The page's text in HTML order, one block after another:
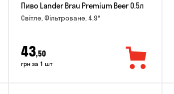
Пиво Lander Brau Premium Beer 0.5л
Світле, Фільтроване, 4.9°
43,50
грн за 1 шт